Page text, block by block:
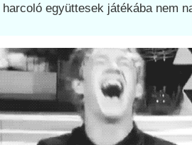
együttesek játékába nem